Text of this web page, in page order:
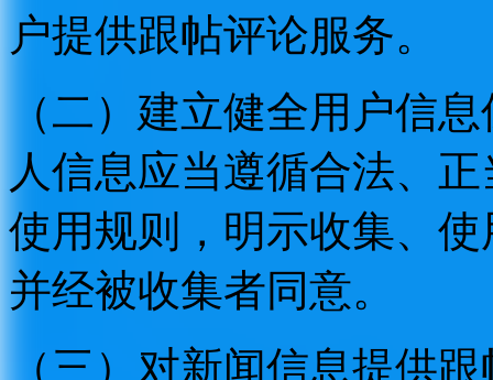
户提供跟帖评论服务。
（二）建立健全用户信
人信息应当遵循合法、
使用规则，明示收集、
并经被收集者同意。
（三）对新闻信息提供